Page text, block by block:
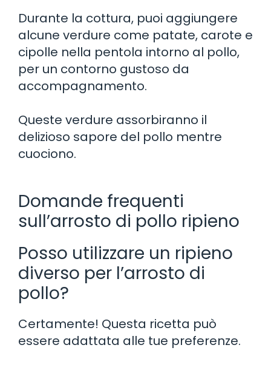
Durante la cottura, puoi aggiungere
alcune verdure come patate, carote e
cipolle nella pentola intorno al pollo,
per un contorno gustoso da
accompagnamento.
Queste verdure assorbiranno il
delizioso sapore del pollo mentre
cuociono.
Domande frequenti
sull’arrosto di pollo ripieno
Posso utilizzare un ripieno
diverso per l’arrosto di
pollo?
Certamente! Questa ricetta può
essere adattata alle tue preferenze.